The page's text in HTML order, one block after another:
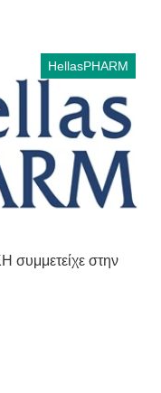
HellasPHARM
στην